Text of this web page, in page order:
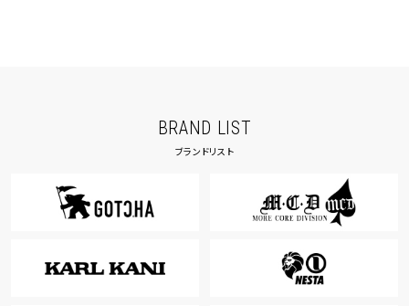
BRAND LIST
ブランドリスト